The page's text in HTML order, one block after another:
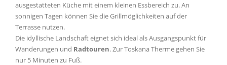
ausgestatteten Küche mit einem kleinen Essbereich zu. An
sonnigen Tagen können Sie die Grillmöglichkeiten auf der
Terrasse nutzen.
Die idyllische Landschaft eignet sich ideal als Ausgangspunkt für
Wanderungen und Radtouren. Zur Toskana Therme gehen Sie
nur 5 Minuten zu Fuß.